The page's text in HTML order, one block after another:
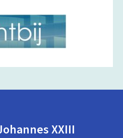
XXIII